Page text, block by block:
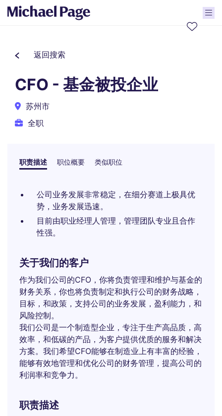
返回搜索
CFO - 基金被投企业
苏州市
全职
职责描述 职位概要 类似职位
公司业务发展非常稳定，在细分赛道上极具优
势，业务发展迅速。
目前由职业经理人管理，管理团队专业且合作
性强。
关于我们的客户
作为我们公司的CFO，你将负责管理和维护与基金的
财务关系，你也将负责制定和执行公司的财务战略，
目标，和政策，支持公司的业务发展，盈利能力，和
风险控制。
我们公司是一个制造型企业，专注于生产高品质，高
效率，和低碳的产品，为客户提供优质的服务和解决
方案。我们希望CFO能够在制造业上有丰富的经验，
能够有效地管理和优化公司的财务管理，提高公司的
利润率和竞争力。
职责描述